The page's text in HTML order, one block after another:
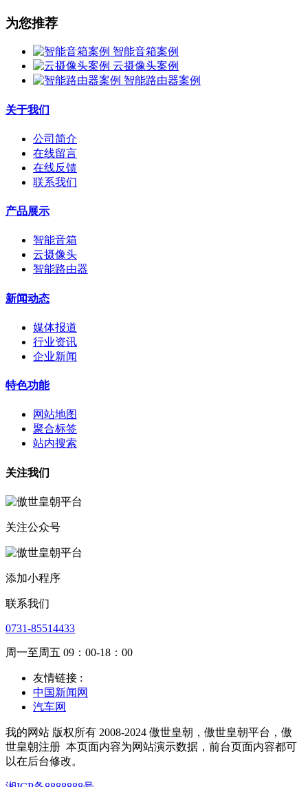
为您推荐
智能音箱案例
云摄像头案例
智能路由器案例
关于我们
公司简介
在线留言
在线反馈
联系我们
产品展示
智能音箱
云摄像头
智能路由器
新闻动态
媒体报道
行业资讯
企业新闻
特色功能
网站地图
聚合标签
站内搜索
关注我们
关注公众号
添加小程序
联系我们
0731-85514433
周一至周五 09：00-18：00
友情链接 :
中国新闻网
汽车网
我的网站 版权所有 2008-2024 傲世皇朝，傲世皇朝平台，傲
世皇朝注册 本页面内容为网站演示数据，前台页面内容都可
以在后台修改。